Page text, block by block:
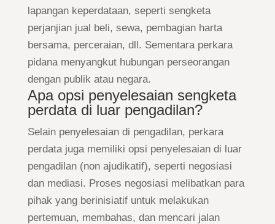
lapangan keperdataan, seperti sengketa
perjanjian jual beli, sewa, pembagian harta
bersama, perceraian, dll. Sementara perkara
pidana menyangkut hubungan perseorangan
dengan publik atau negara.
Apa opsi penyelesaian sengketa
perdata di luar pengadilan?
Selain penyelesaian di pengadilan, perkara
perdata juga memiliki opsi penyelesaian di luar
pengadilan (non ajudikatif), seperti negosiasi
dan mediasi. Proses negosiasi melibatkan para
pihak yang berinisiatif untuk melakukan
pertemuan, membahas, dan mencari jalan